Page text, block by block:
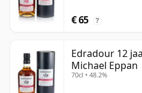
€ 65 ?
Edradour 12
Michael Eppan
70cl • 48.2%